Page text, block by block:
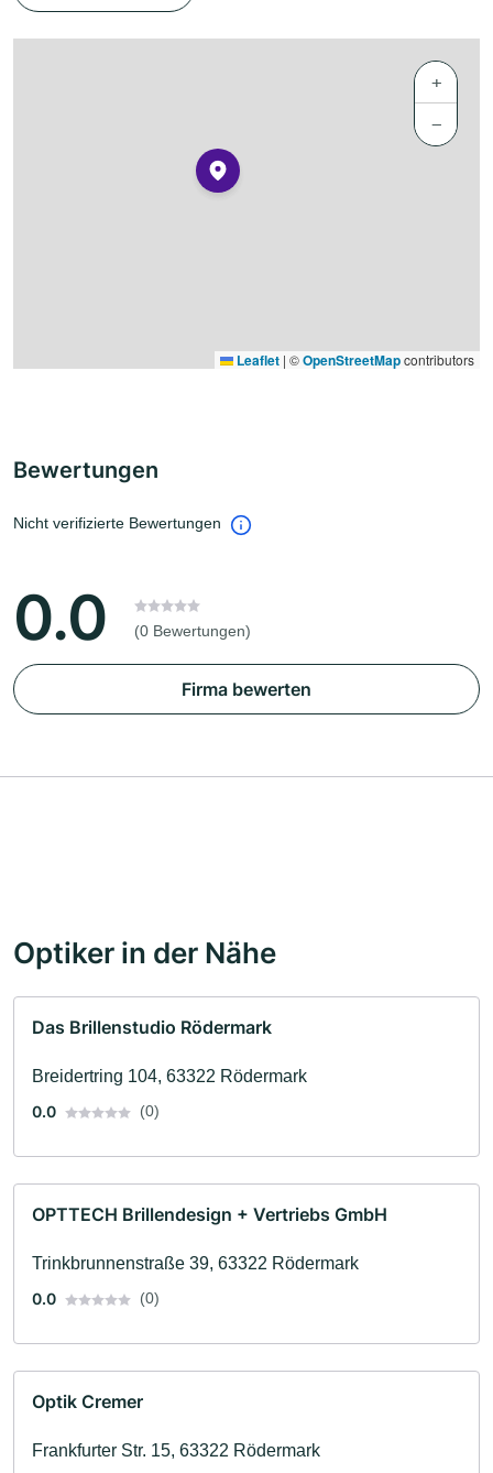
+
−
Leaflet | ©OpenStreetMapcontributors
Bewertungen
Nicht verifizierte Bewertungen
0.0 (0 Bewertungen)
Firma bewerten
Optiker in der Nähe
Das Brillenstudio Rödermark
Breidertring 104, 63322 Rödermark
0.0
(0)
OPTTECH Brillendesign + Vertriebs GmbH
Trinkbrunnenstraße 39, 63322 Rödermark
0.0
(0)
Optik Cremer
Frankfurter Str. 15, 63322 Rödermark